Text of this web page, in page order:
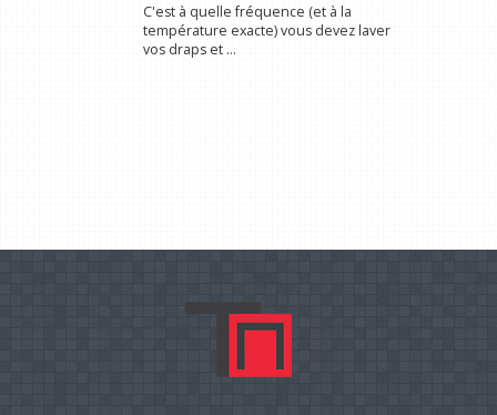
C'est à quelle fréquence (et à la
température exacte) vous devez laver
vos draps et ...